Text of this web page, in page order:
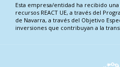
Esta empresa/entidad ha recibido
recursos REACT UE, a través del
de Navarra, a través del Objetivo
inversiones que contribuyan a la